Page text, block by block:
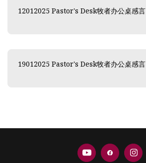
12012025 Pastor's Desk牧者办公桌感言
19012025 Pastor's Desk牧者办公桌感言